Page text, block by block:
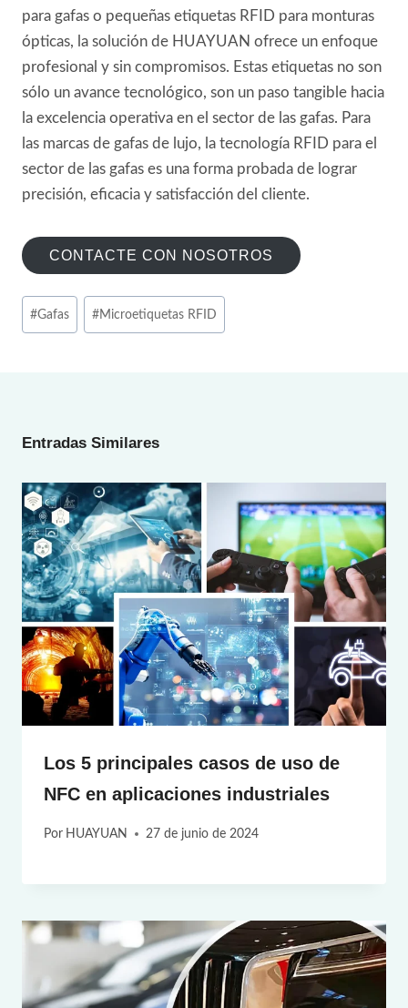
para gafas o pequeñas etiquetas RFID para monturas
ópticas, la solución de HUAYUAN ofrece un enfoque
profesional y sin compromisos. Estas etiquetas no son
sólo un avance tecnológico, son un paso tangible hacia
la excelencia operativa en el sector de las gafas. Para
las marcas de gafas de lujo, la tecnología RFID para el
sector de las gafas es una forma probada de lograr
precisión, eficacia y satisfacción del cliente.
CONTACTE CON NOSOTROS
Tags
#Gafas #Microetiquetas RFID
Entradas Similares
Los 5 principales casos de uso de
NFC en aplicaciones industriales
Por HUAYUAN 27 de junio de 2024